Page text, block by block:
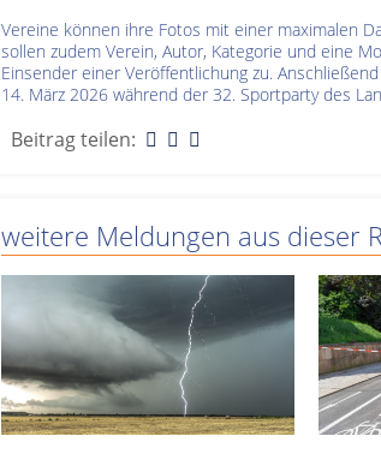
Vereine können ihre Fotos mit einer maximalen
sollen zudem Verein, Autor, Kategorie und eine
Einsender einer Veröffentlichung zu.
14. März 2026 während der 32. Sportparty des
Beitrag teilen:
weitere Meldungen aus dieser